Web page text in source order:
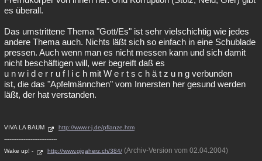
es überall.
Das umstrittene Thema "Gott/Es" ist sehr vielschichtig wie jedes
andere Thema auch. Nichts läßt sich so einfach in eine Schublade
pressen. Auch wenn man es nicht messen kann und sich damit
nicht beschäftigen will, wer begreift daß es
u n w i d e r r u f l i c h mit W e r t s c h ä t z u n g verbunden
ist, die das "Apfelmännchen" vom Innersten her gesund werden
läßt, der hat verstanden.
VIVA LA BAUM
http://www.r-j.de/pflanze.htm
------------------------------
Wake up! -
http://www.gigaherz.ch/384/ (Archiv-Version vom 02.04.2004)